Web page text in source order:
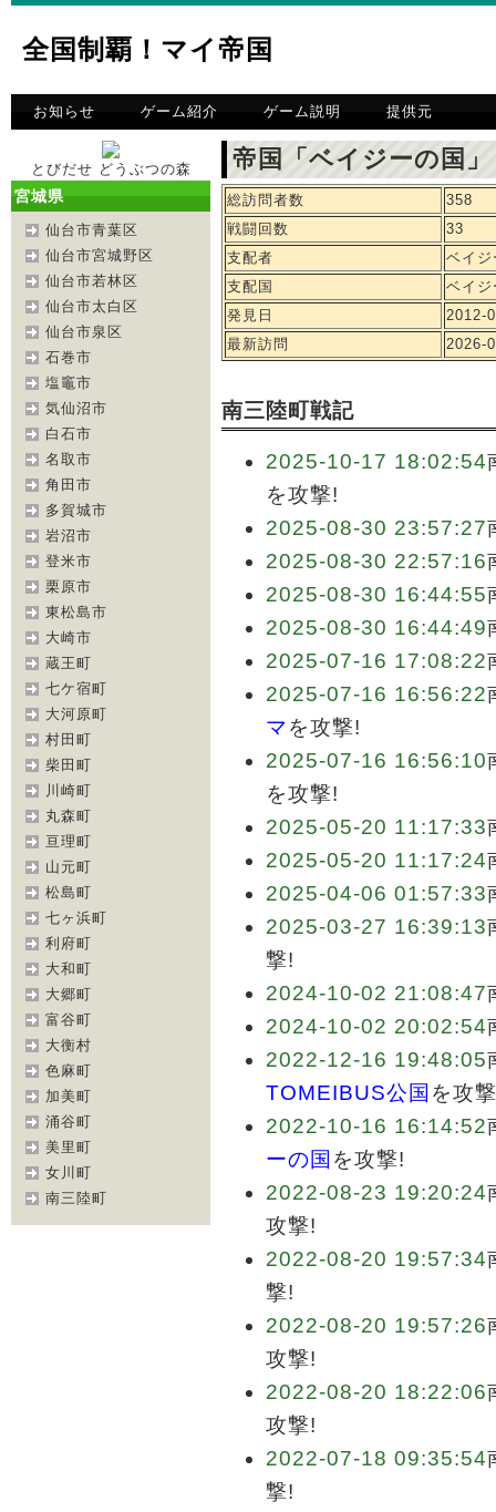
全国制覇！マイ帝国
お知らせ ゲーム紹介 ゲーム説明 提供元
とびだせ どうぶつの森
宮城県
仙台市青葉区
仙台市宮城野区
仙台市若林区
仙台市太白区
仙台市泉区
石巻市
塩竈市
気仙沼市
白石市
名取市
角田市
多賀城市
岩沼市
登米市
栗原市
東松島市
大崎市
蔵王町
七ケ宿町
大河原町
村田町
柴田町
川崎町
丸森町
亘理町
山元町
松島町
七ヶ浜町
利府町
大和町
大郷町
富谷町
大衡村
色麻町
加美町
涌谷町
美里町
女川町
南三陸町
帝国「ベイジーの国
総訪問者数
358
戦闘回数
33
支配者
ベイジ
支配国
ベイ
発見日
2012-
最新訪問
2026-
南三陸町戦記
2025-10-17 18:02:54
を攻撃!
2025-08-30 23:57:27
2025-08-30 22:57:16
2025-08-30 16:44:55
2025-08-30 16:44:49
2025-07-16 17:08:22
2025-07-16 16:56:22
マを攻撃!
2025-07-16 16:56:10
を攻撃!
2025-05-20 11:17:33
2025-05-20 11:17:24
2025-04-06 01:57:33
2025-03-27 16:39:13
撃!
2024-10-02 21:08:47
2024-10-02 20:02:54
2022-12-16 19:48:05
TOMEIBUS公国 を攻
2022-10-16 16:14:52
ーの国 を攻撃!
2022-08-23 19:20:24
攻撃!
2022-08-20 19:57:34
撃!
2022-08-20 19:57:26
攻撃!
2022-08-20 18:22:06
攻撃!
2022-07-18 09:35:54
撃!